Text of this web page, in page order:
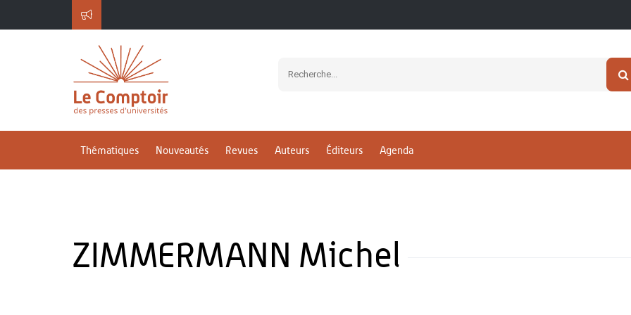
Thématiques Nouveautés Revues Auteurs Éditeurs Agenda
ZIMMERMANN Michel